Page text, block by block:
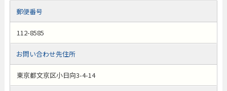
郵便番号
112-8585
お問い合わせ先住所
東京都文京区小日向3-4-14